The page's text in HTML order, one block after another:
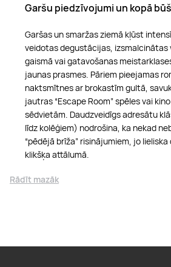
Garšu piedzīvojumi un kopā
Garšas un smaržas ziemā kļūst
veidotas degustācijas, izsmalcinātas
gaismā vai gatavošanas
jaunas prasmes. Pāriem pieejamas
naktsmītnes ar brokastīm gultā,
jautras “Escape Room” spēles vai
sēdvietām. Daudzveidīgs adresātu
līdz kolēģiem) nodrošina, ka nekad
“pēdējā brīža” risinājumiem, jo
klikšķa attālumā.
Rādīt mazāk